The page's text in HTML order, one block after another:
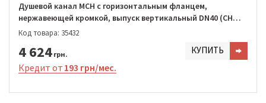
Душевой канал MCH с горизонтальным фланцем,
нержавеющей кромкой, выпуск вертикальный DN40 (CH
650/S40 MN1)
Код товара: 35432
4 624 грн. КУПИТЬ
Кредит от 193 грн/мес.